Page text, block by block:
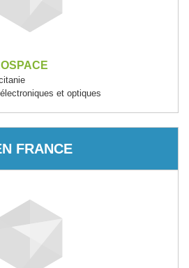
et optiques
FRANCE